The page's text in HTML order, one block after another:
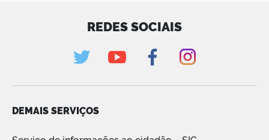
REDES SOCIAIS
DEMAIS SERVIÇOS